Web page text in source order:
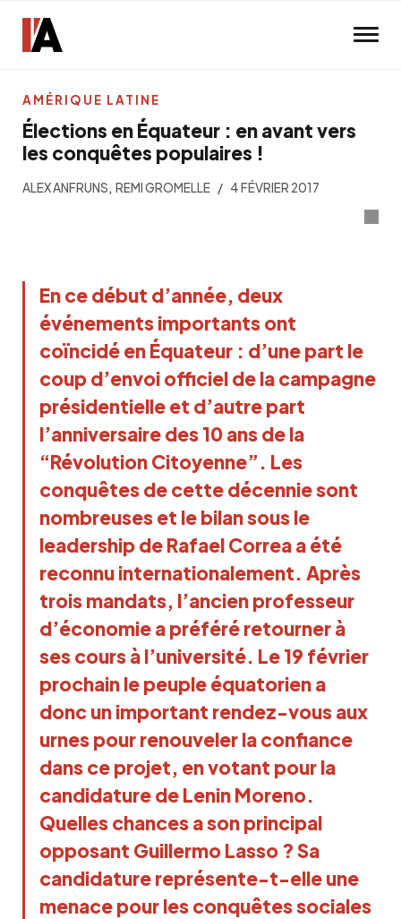
Élections en Équateur : en avant vers
les conquêtes populaires !
ALEX ANFRUNS, REMI GROMELLE 4 FÉVRIER 2017
En ce début d’année, deux
événements importants ont
coïncidé en Équateur : d’une part le
coup d’envoi officiel de la campagne
présidentielle et d’autre part
l’anniversaire des 10 ans de la
“Révolution Citoyenne”. Les
conquêtes de cette décennie sont
nombreuses et le bilan sous le
leadership de Rafael Correa a été
reconnu internationalement. Après
trois mandats, l’ancien professeur
d’économie a préféré retourner à
ses cours à l’université. Le 19 février
prochain le peuple équatorien a
donc un important rendez-vous aux
urnes pour renouveler la confiance
dans ce projet, en votant pour la
candidature de Lenin Moreno.
Quelles chances a son principal
opposant Guillermo Lasso ? Sa
candidature représente-t-elle une
menace pour les conquêtes sociales
AMÉRIQUE LATINE